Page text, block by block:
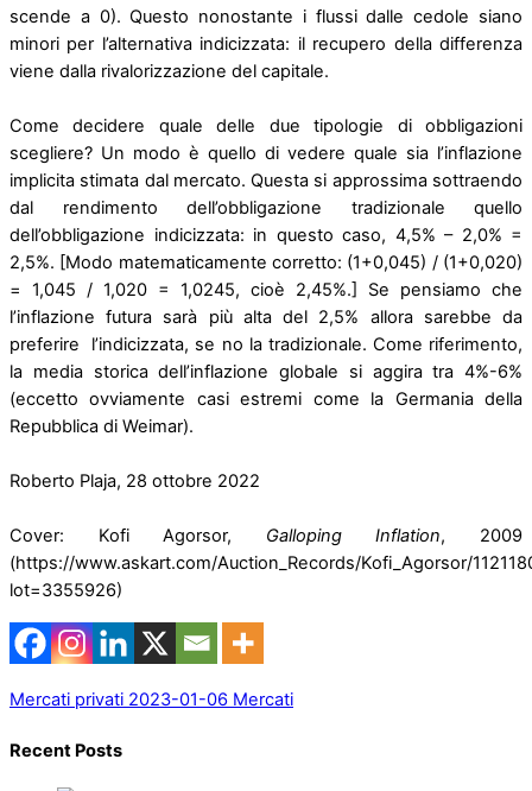
scende a 0). Questo nonostante i flussi dalle cedole siano
minori per l’alternativa indicizzata: il recupero della differenza
viene dalla rivalorizzazione del capitale.
Come decidere quale delle due tipologie di obbligazioni
scegliere? Un modo è quello di vedere quale sia l’inflazione
implicita stimata dal mercato. Questa si approssima sottraendo
dal rendimento dell’obbligazione tradizionale quello
dell’obbligazione indicizzata: in questo caso, 4,5% – 2,0% =
2,5%. [Modo matematicamente corretto: (1+0,045) / (1+0,020)
= 1,045 / 1,020 = 1,0245, cioè 2,45%.] Se pensiamo che
l’inflazione futura sarà più alta del 2,5% allora sarebbe da
preferire l’indicizzata, se no la tradizionale. Come riferimento,
la media storica dell’inflazione globale si aggira tra 4%-6%
(eccetto ovviamente casi estremi come la Germania della
Repubblica di Weimar).
Roberto Plaja, 28 ottobre 2022
Cover: Kofi Agorsor, Galloping Inflation, 2009
(https://www.askart.com/Auction_Records/Kofi_Agorsor/
lot=3355926)
Mercati privati 2023-01-06 Mercati
Recent Posts